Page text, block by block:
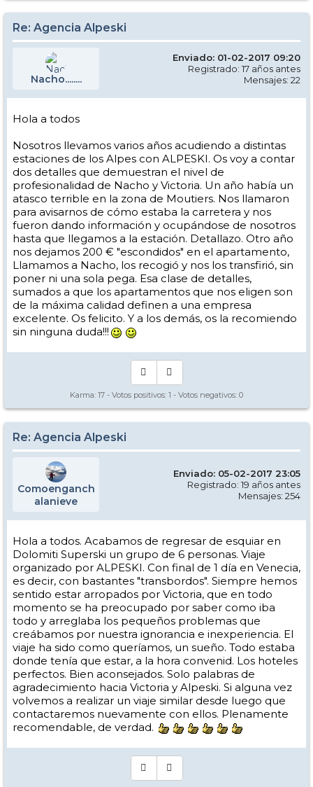
Re: Agencia Alpeski
Nacho........
Enviado: 01-02-2017 09:20
Registrado: 17 años antes
Mensajes: 22
Hola a todos
Nosotros llevamos varios años acudiendo a distintas
estaciones de los Alpes con ALPESKI. Os voy a contar
dos detalles que demuestran el nivel de
profesionalidad de Nacho y Victoria. Un año había un
atasco terrible en la zona de Moutiers. Nos llamaron
para avisarnos de cómo estaba la carretera y nos
fueron dando información y ocupándose de nosotros
hasta que llegamos a la estación. Detallazo. Otro año
nos dejamos 200 € "escondidos" en el apartamento,
Llamamos a Nacho, los recogió y nos los transfirió, sin
poner ni una sola pega. Esa clase de detalles,
sumados a que los apartamentos que nos eligen son
de la máxima calidad definen a una empresa
excelente. Os felicito. Y a los demás, os la recomiendo
sin ninguna duda!!!
Karma: 17 - Votos positivos: 1 - Votos negativos: 0
Re: Agencia Alpeski
Comoenganch
alanieve
Enviado: 05-02-2017 23:05
Registrado: 19 años antes
Mensajes: 254
Hola a todos. Acabamos de regresar de esquiar en
Dolomiti Superski un grupo de 6 personas. Viaje
organizado por ALPESKI. Con final de 1 día en Venecia,
es decir, con bastantes "transbordos". Siempre hemos
sentido estar arropados por Victoria, que en todo
momento se ha preocupado por saber como iba
todo y arreglaba los pequeños problemas que
creábamos por nuestra ignorancia e inexperiencia. El
viaje ha sido como queríamos, un sueño. Todo estaba
donde tenía que estar, a la hora convenid. Los hoteles
perfectos. Bien aconsejados. Solo palabras de
agradecimiento hacia Victoria y Alpeski. Si alguna vez
volvemos a realizar un viaje similar desde luego que
contactaremos nuevamente con ellos. Plenamente
recomendable, de verdad.